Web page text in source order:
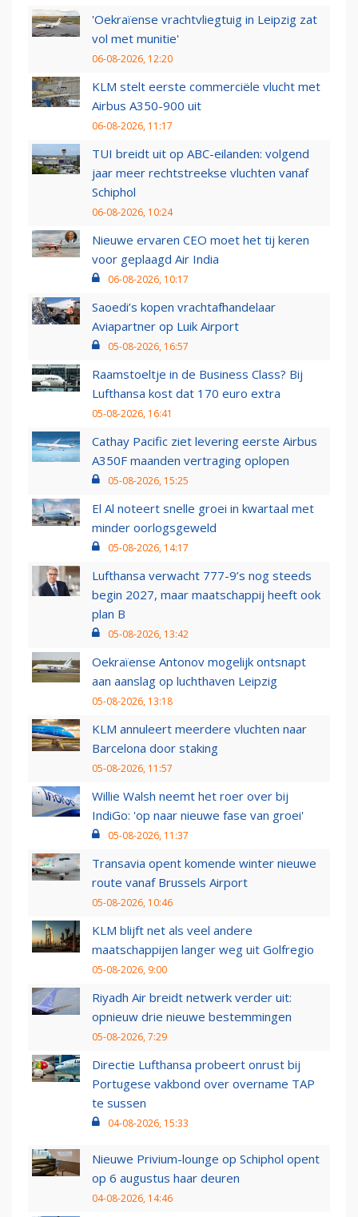
'Oekraïense vrachtvliegtuig in Leipzig zat
vol met munitie'
06-08-2026, 12:20
KLM stelt eerste commerciële vlucht met
Airbus A350-900 uit
06-08-2026, 11:17
TUI breidt uit op ABC-eilanden: volgend
jaar meer rechtstreekse vluchten vanaf
Schiphol
06-08-2026, 10:24
Nieuwe ervaren CEO moet het tij keren
voor geplaagd Air India
06-08-2026, 10:17
Saoedi’s kopen vrachtafhandelaar
Aviapartner op Luik Airport
05-08-2026, 16:57
Raamstoeltje in de Business Class? Bij
Lufthansa kost dat 170 euro extra
05-08-2026, 16:41
Cathay Pacific ziet levering eerste Airbus
A350F maanden vertraging oplopen
05-08-2026, 15:25
El Al noteert snelle groei in kwartaal met
minder oorlogsgeweld
05-08-2026, 14:17
Lufthansa verwacht 777-9’s nog steeds
begin 2027, maar maatschappij heeft ook
plan B
05-08-2026, 13:42
Oekraïense Antonov mogelijk ontsnapt
aan aanslag op luchthaven Leipzig
05-08-2026, 13:18
KLM annuleert meerdere vluchten naar
Barcelona door staking
05-08-2026, 11:57
Willie Walsh neemt het roer over bij
IndiGo: 'op naar nieuwe fase van groei'
05-08-2026, 11:37
Transavia opent komende winter nieuwe
route vanaf Brussels Airport
05-08-2026, 10:46
KLM blijft net als veel andere
maatschappijen langer weg uit Golfregio
05-08-2026, 9:00
Riyadh Air breidt netwerk verder uit:
opnieuw drie nieuwe bestemmingen
05-08-2026, 7:29
Directie Lufthansa probeert onrust bij
Portugese vakbond over overname TAP
te sussen
04-08-2026, 15:33
Nieuwe Privium-lounge op Schiphol opent
op 6 augustus haar deuren
04-08-2026, 14:46